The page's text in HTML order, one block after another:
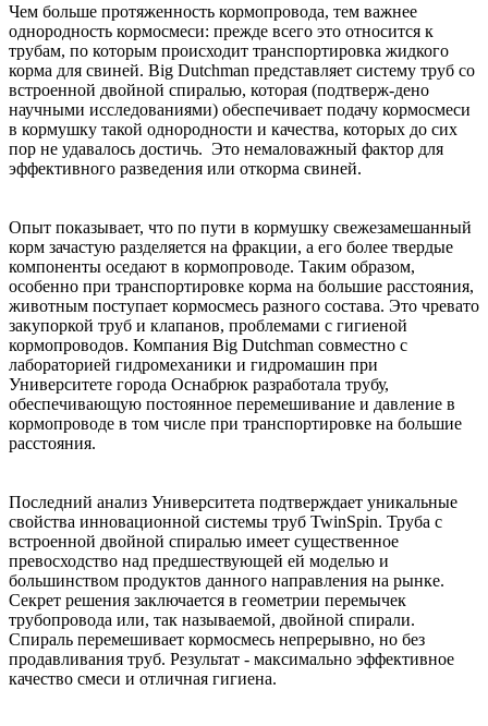
Чем больше протяженность кормопровода, тем важнее
однородность кормосмеси: прежде всего это относится к
трубам, по которым происходит транспортировка жидкого
корма для свиней. Big Dutchman представляет систему труб со
встроенной двойной спиралью, которая (подтверж-дено
научными исследованиями) обеспечивает подачу кормосмеси
в кормушку такой однородности и качества, которых до сих
пор не удавалось достичь. Это немаловажный фактор для
эффективного разведения или откорма свиней.
Опыт показывает, что по пути в кормушку свежезамешанный
корм зачастую разделяется на фракции, а его более твердые
компоненты оседают в кормопроводе. Таким образом,
особенно при транспортировке корма на большие расстояния,
животным поступает кормосмесь разного состава. Это чревато
закупоркой труб и клапанов, проблемами с гигиеной
кормопроводов. Компания Big Dutchman совместно с
лабораторией гидромеханики и гидромашин при
Университете города Оснабрюк разработала трубу,
обеспечивающую постоянное перемешивание и давление в
кормопроводе в том числе при транспортировке на большие
расстояния.
Последний анализ Университета подтверждает уникальные
свойства инновационной системы труб TwinSpin. Труба с
встроенной двойной спиралью имеет существенное
превосходство над предшествующей ей моделью и
большинством продуктов данного направления на рынке.
Секрет решения заключается в геометрии перемычек
трубопровода или, так называемой, двойной спирали.
Спираль перемешивает кормосмесь непрерывно, но без
продавливания труб. Результат - максимально эффективное
качество смеси и отличная гигиена.